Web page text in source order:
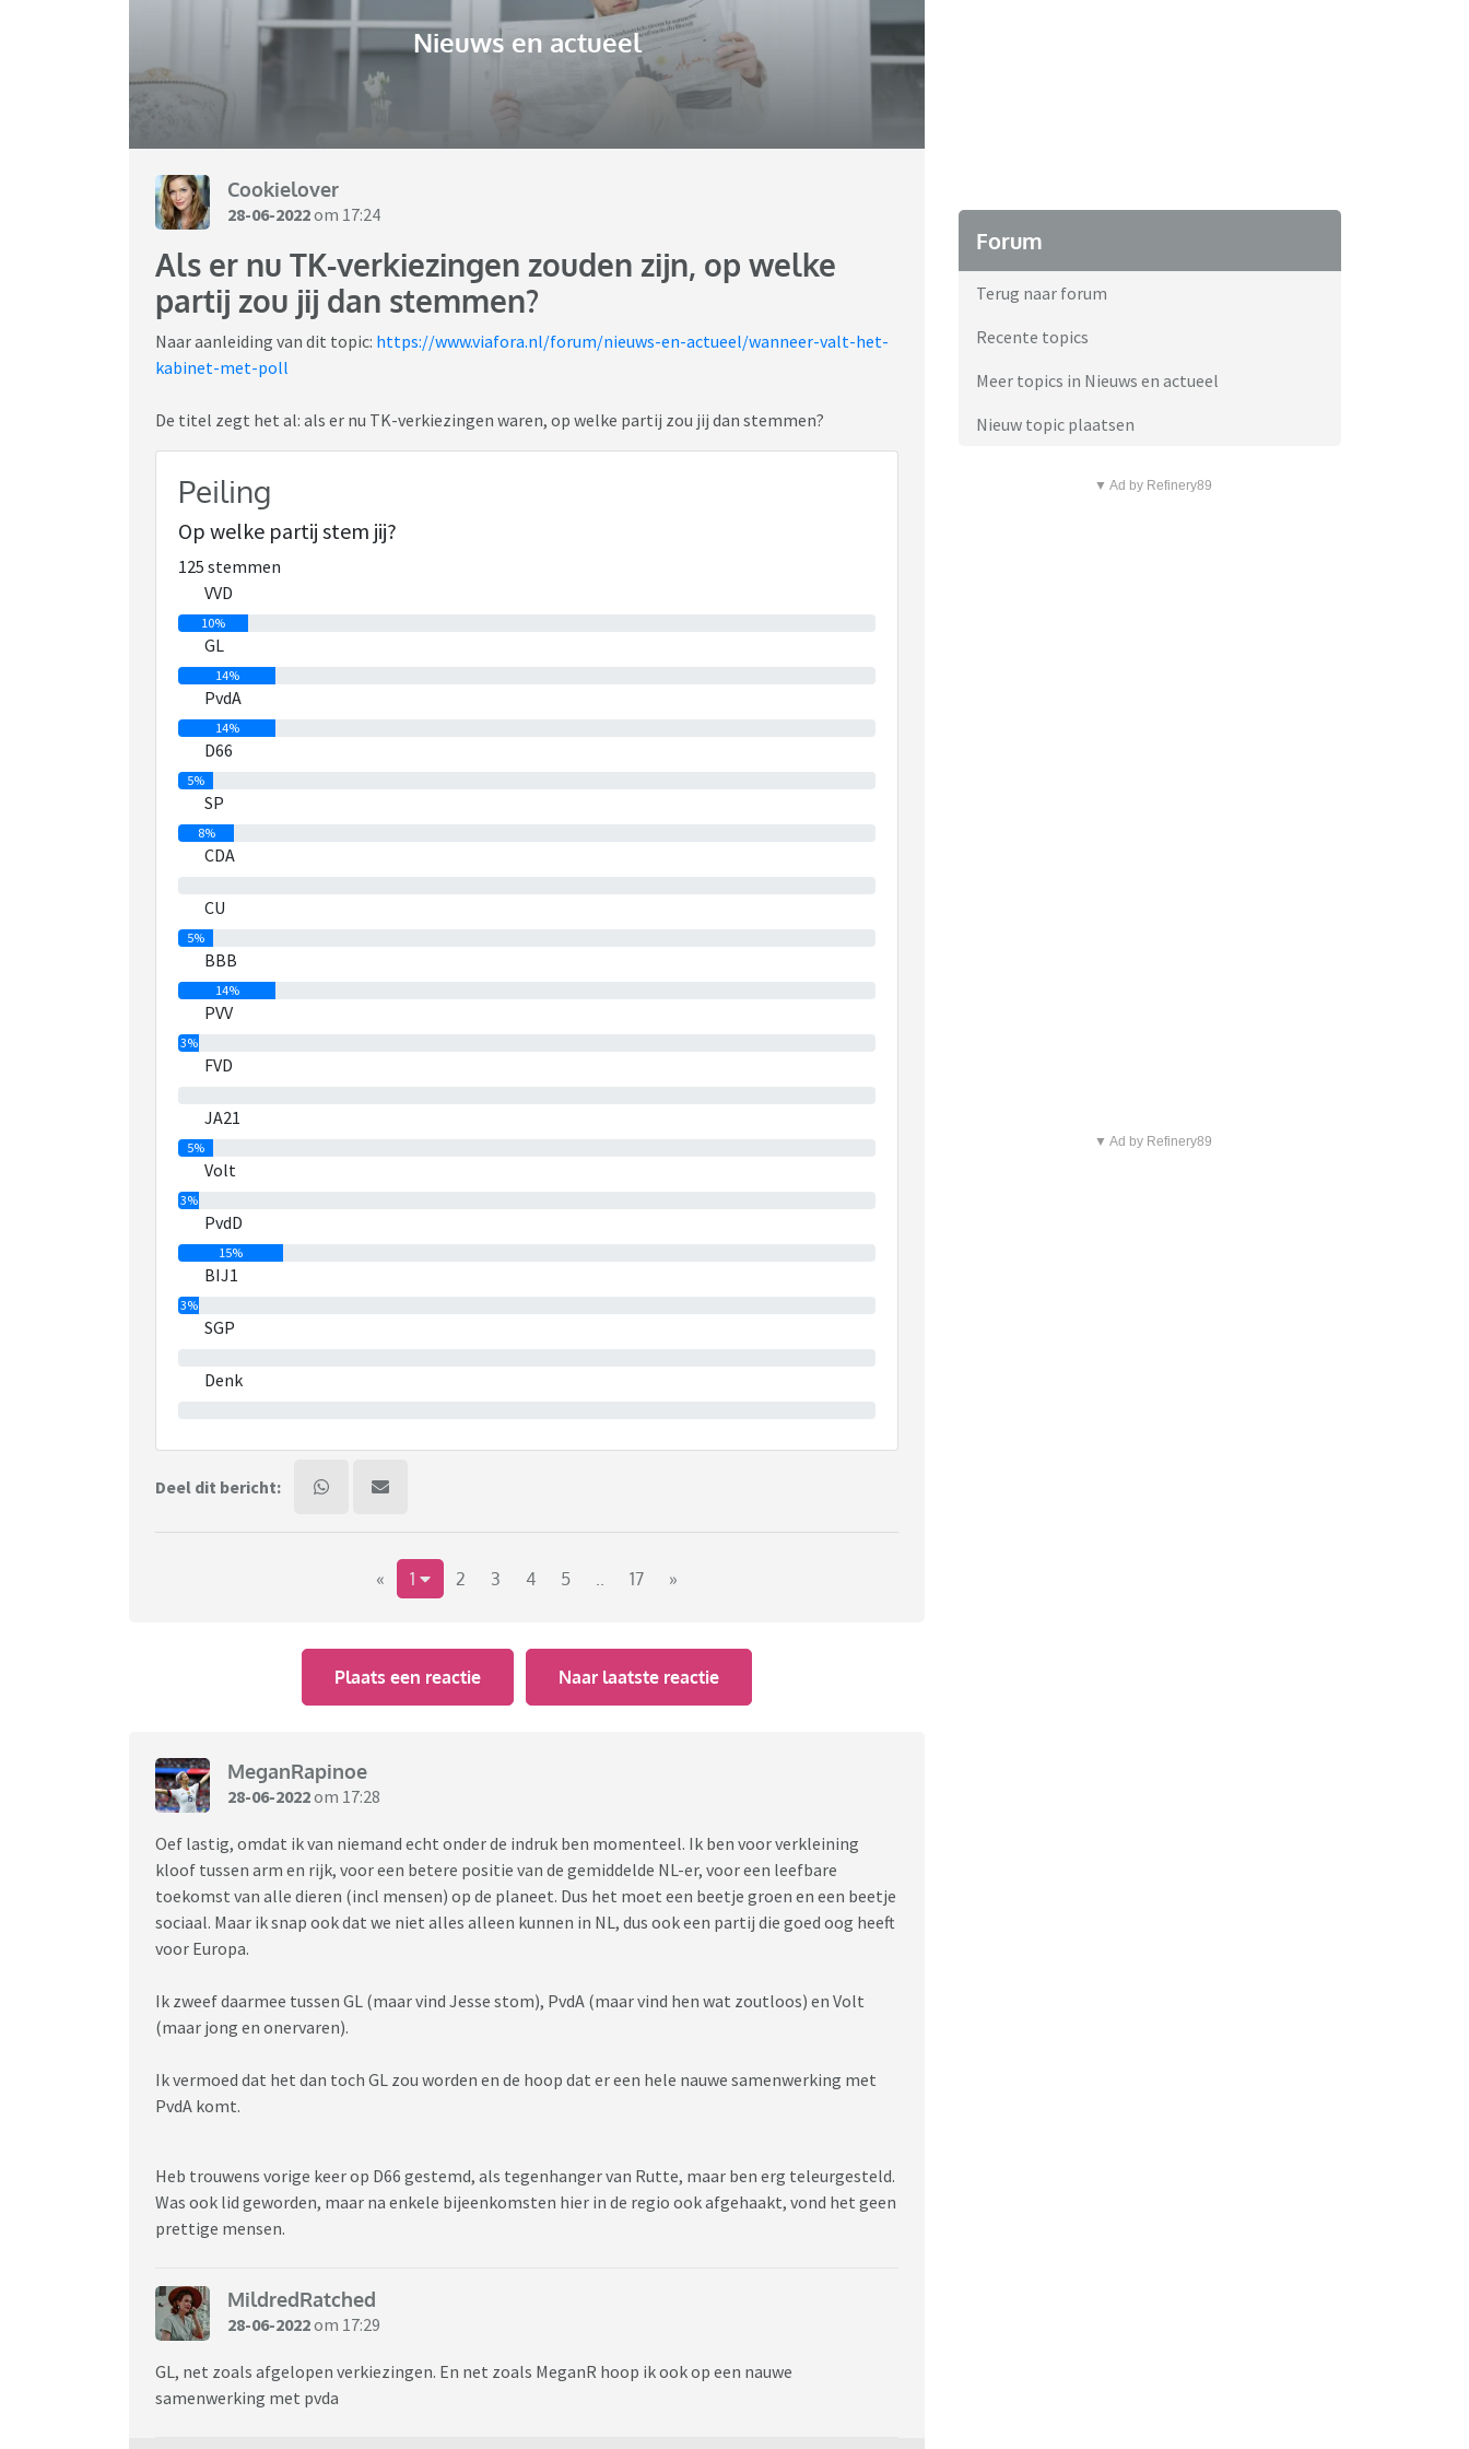
Nieuws en actueel
Cookielover
28-06-2022om 17:24
Als er nu TK-verkiezingen zouden zijn, op welke
partij zou jij dan stemmen?
Naar aanleiding van dit topic: https://www.viafora.nl/forum/nieuws-en-actueel/wanneer-valt-het-
kabinet-met-poll
De titel zegt het al: als er nu TK-verkiezingen waren, op welke partij zou jij dan stemmen?
Peiling
Op welke partij stem jij?
125 stemmen
VVD
10%
GL
14%
PvdA
14%
D66
5%
SP
8%
CDA
CU
5%
BBB
14%
PVV
3%
FVD
JA21
5%
Volt
3%
PvdD
15%
BIJ1
3%
SGP
Denk
Deel dit bericht:
« 1 2 3 4 5 .. 17 »
Plaats een reactie Naar laatste reactie
MeganRapinoe
28-06-2022om 17:28
Oef lastig, omdat ik van niemand echt onder de indruk ben momenteel. Ik ben voor verkleining
kloof tussen arm en rijk, voor een betere positie van de gemiddelde NL-er, voor een leefbare
toekomst van alle dieren (incl mensen) op de planeet. Dus het moet een beetje groen en een beetje
sociaal. Maar ik snap ook dat we niet alles alleen kunnen in NL, dus ook een partij die goed oog heeft
voor Europa.
Ik zweef daarmee tussen GL (maar vind Jesse stom), PvdA (maar vind hen wat zoutloos) en Volt
(maar jong en onervaren).
Ik vermoed dat het dan toch GL zou worden en de hoop dat er een hele nauwe samenwerking met
PvdA komt.
Heb trouwens vorige keer op D66 gestemd, als tegenhanger van Rutte, maar ben erg teleurgesteld.
Was ook lid geworden, maar na enkele bijeenkomsten hier in de regio ook afgehaakt, vond het geen
prettige mensen.
MildredRatched
28-06-2022om 17:29
GL, net zoals afgelopen verkiezingen. En net zoals MeganR hoop ik ook op een nauwe
samenwerking met pvda
Forum
Terug naar forum
Recente topics
Meer topics in Nieuws en actueel
Nieuw topic plaatsen
▼ Ad by Refinery89
▼ Ad by Refinery89